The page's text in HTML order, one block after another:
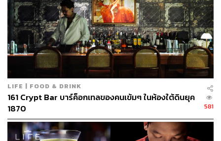
LIFE | FOOD & DRINK
161 Crypt Bar บาร์ค็อกเทลของคนเข้มๆ ในห้องใต้ดินยุค
1870
581